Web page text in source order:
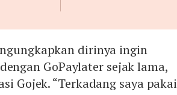
dirinya ingin
GoPaylater sejak lama,
Gojek. “Terkadang saya pakai